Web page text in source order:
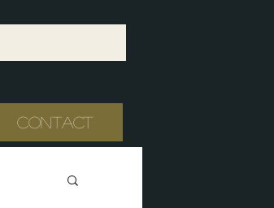
Contact